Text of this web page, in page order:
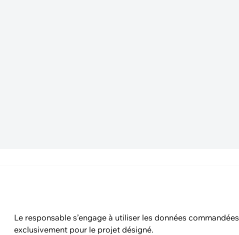
Le responsable s’engage à utiliser les données commandées
exclusivement pour le projet désigné.